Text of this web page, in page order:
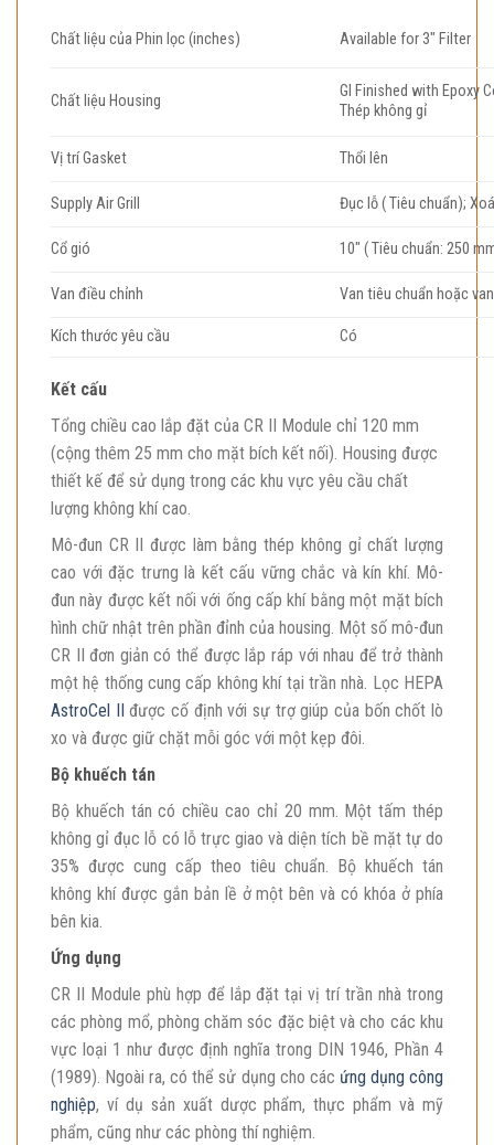
Chất liệu của Phin lọc (inches) Available for 3″ Filter
Chất liệu Housing
GI Finished with Epoxy
Thép không gỉ
Vị trí Gasket Thổi lên
Supply Air Grill Đục lỗ ( Tiêu chuẩn);
Cổ gió 10″ ( Tiêu chuẩn: 250
Van điều chỉnh Van tiêu chuẩn hoặc
Kích thước yêu cầu Có
Kết cấu
Tổng chiều cao lắp đặt của CR II Module chỉ 120 mm
(cộng thêm 25 mm cho mặt bích kết nối). Housing được
thiết kế để sử dụng trong các khu vực yêu cầu chất
lượng không khí cao.
Mô-đun CR II được làm bằng thép không gỉ chất lượng
cao với đặc trưng là kết cấu vững chắc và kín khí. Mô-
đun này được kết nối với ống cấp khí bằng một mặt bích
hình chữ nhật trên phần đỉnh của housing. Một số mô-đun
CR II đơn giản có thể được lắp ráp với nhau để trở thành
một hệ thống cung cấp không khí tại trần nhà. Lọc HEPA
AstroCel II được cố định với sự trợ giúp của bốn chốt lò
xo và được giữ chặt mỗi góc với một kẹp đôi.
Bộ khuếch tán
Bộ khuếch tán có chiều cao chỉ 20 mm. Một tấm thép
không gỉ đục lỗ có lỗ trực giao và diện tích bề mặt tự do
35% được cung cấp theo tiêu chuẩn. Bộ khuếch tán
không khí được gắn bản lề ở một bên và có khóa ở phía
bên kia.
Ứng dụng
CR II Module phù hợp để lắp đặt tại vị trí trần nhà trong
các phòng mổ, phòng chăm sóc đặc biệt và cho các khu
vực loại 1 như được định nghĩa trong DIN 1946, Phần 4
(1989). Ngoài ra, có thể sử dụng cho các ứng dụng công
nghiệp, ví dụ sản xuất dược phẩm, thực phẩm và mỹ
phẩm, cũng như các phòng thí nghiệm.